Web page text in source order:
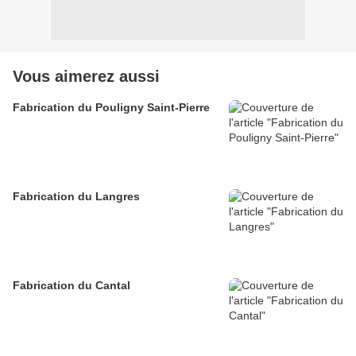
Vous aimerez aussi
Fabrication du Pouligny Saint-Pierre
Fabrication du Langres
Fabrication du Cantal